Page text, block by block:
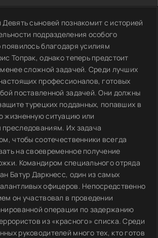
Девять сыновей познакомит с историей
подразделения особого
благодаря усилиям
Топрак, однако теперь предстоит
сложной задачей. Среди лучших
профессионалов, готовых
поставленной задачей. Они должны
турецких подданных, попавших в
жизненную ситуацию или
Их задача
чтобы соотечественники всегда
на своевременное получение
Командиром специального отряда
Батур Даркнесс, один из самых
офицеров. Непосредственно
он участвовал в проведении
операции по задержанию
из «красного» списка. Среди
руководителей много тех, кто готов